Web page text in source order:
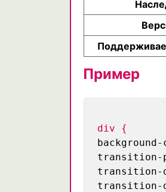
Пример
div {
transition-
transition-
transition-